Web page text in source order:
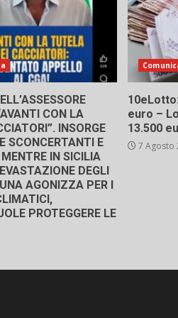
CON LA
INSORGE
SCONCERTANTI E
IN SICILIA
DEGLI
AGONIZZA PER I
PROTEGGERE LE
euro –
13.500
7 Agosto